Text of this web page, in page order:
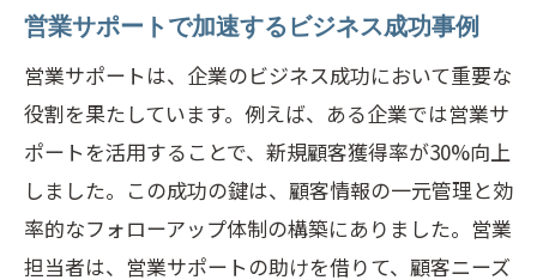
営業サポートで加速するビジネス成功事例
営業サポートは、企業のビジネス成功において重要な
役割を果たしています。例えば、ある企業では営業サ
ポートを活用することで、新規顧客獲得率が30%向上
しました。この成功の鍵は、顧客情報の一元管理と効
率的なフォローアップ体制の構築にありました。営業
担当者は、営業サポートの助けを借りて、顧客ニーズ